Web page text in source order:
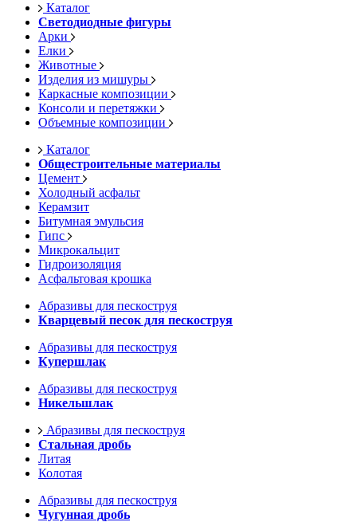
Каталог
Светодиодные фигуры
Арки
Елки
Животные
Изделия из мишуры
Каркасные композиции
Консоли и перетяжки
Объемные композиции
Каталог
Общестроительные материалы
Цемент
Холодный асфальт
Керамзит
Битумная эмульсия
Гипс
Микрокальцит
Гидроизоляция
Асфальтовая крошка
Абразивы для пескоструя
Кварцевый песок для пескоструя
Абразивы для пескоструя
Купершлак
Абразивы для пескоструя
Никельшлак
Абразивы для пескоструя
Стальная дробь
Литая
Колотая
Абразивы для пескоструя
Чугунная дробь